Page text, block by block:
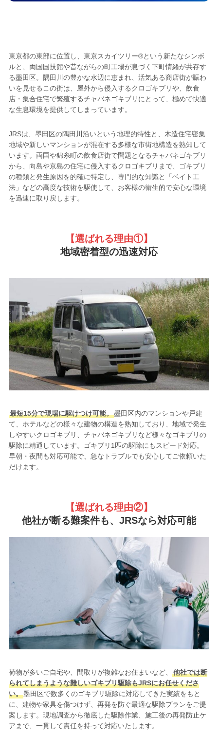
東京都の東部に位置し、東京スカイツリー®という新たなシンボ
ルと、両国国技館や昔ながらの町工場が息づく下町情緒が共存す
る墨田区。隅田川の豊かな水辺に恵まれ、活気ある商店街が賑わ
いを見せるこの街は、屋外から侵入するクロゴキブリや、飲食
店・集合住宅で繁殖するチャバネゴキブリにとって、極めて快適
な生息環境を提供してしまっています。
JRSは、墨田区の隅田川沿いという地理的特性と、木造住宅密集
地域や新しいマンションが混在する多様な市街地構造を熟知して
います。両国や錦糸町の飲食店街で問題となるチャバネゴキブリ
から、向島や京島の住宅に侵入するクロゴキブリまで、ゴキブリ
の種類と発生原因を的確に特定し、専門的な知識と「ベイト工
法」などの高度な技術を駆使して、お客様の衛生的で安心な環境
を迅速に取り戻します。
【選ばれる理由①】
地域密着型の迅速対応
最短15分で現場に駆けつけ可能。墨田区内のマンションや戸建
て、ホテルなどの様々な建物の構造を熟知しており、地域で発生
しやすいクロゴキブリ、チャバネゴキブリなど様々なゴキブリの
駆除に精通しています。ゴキブリ1匹の駆除にもスピード対応。
早朝・夜間も対応可能で、急なトラブルでも安心してご依頼いた
だけます。
【選ばれる理由②】
他社が断る難案件も、JRSなら対応可能
荷物が多いご自宅や、間取りが複雑なお住まいなど、
他社では断
られてしまうような難しいゴキブリ駆除もJRSにお任せくださ
い。墨田区で数多くのゴキブリ駆除に対応してきた実績をもと
に、建物や家具を傷つけず、再発を防ぐ最適な駆除プランをご提
案します。現地調査から徹底した駆除作業、施工後の再発防止ケ
アまで、一貫して責任を持って対応いたします。